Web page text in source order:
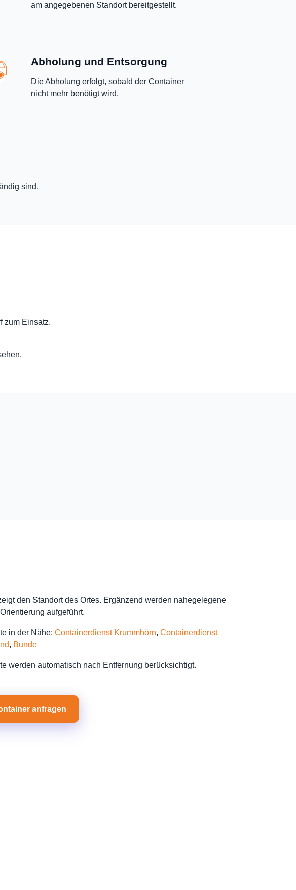
am angegebenen Standort bereitgestellt.
Abholung und Entsorgung
Die Abholung erfolgt, sobald der Container
nicht mehr benötigt wird.
sind.
zum Einsatz.
den Standort des Ortes. Ergänzend werden nahegelegene
aufgeführt.
in der Nähe: Containerdienst Krummhörn, Containerdienst
, Bunde
werden automatisch nach Entfernung berücksichtigt.
anfragen